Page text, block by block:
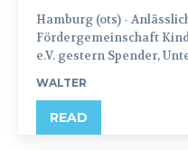
Hamburg (ots) - Anlässlich ihres 50. Jubiläums lud die
Fördergemeinschaft
e.V. gestern Spender,
WALTER
READ